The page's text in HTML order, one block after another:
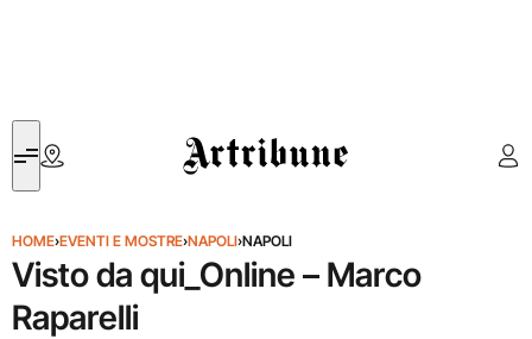
Artribune
HOME›EVENTI E MOSTRE›NAPOLI›NAPOLI
Visto da qui_Online – Marco
Raparelli